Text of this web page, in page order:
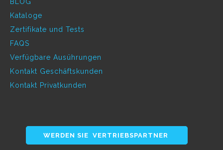
Kataloge
Zertifikate und Tests
FAQS
Verfügbare Ausührungen
Kontakt Geschäftskunden
Kontakt Privatkunden
WERDEN SIE VERTRIEBSPARTNER